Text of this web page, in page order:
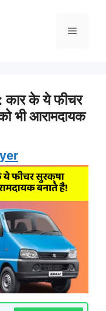
के ये फीचर
भी आरामदायक